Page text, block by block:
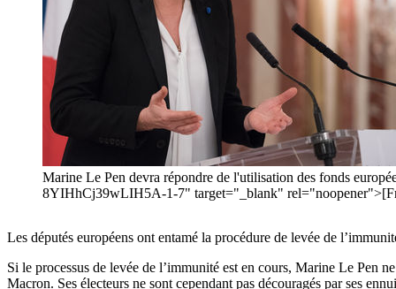
Marine Le Pen devra répondre de l'utilisation des fonds
8YIHhCj39wLIH5A-1-7" target="_blank"
Les députés européens ont entamé la procédure de levée de
Si le processus de levée de l’immunité est en cours, Marine Le Pen
Macron. Ses électeurs ne sont cependant pas découragés par ses